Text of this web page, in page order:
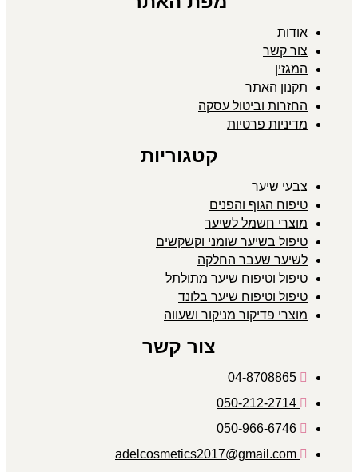
אודות
צור קשר
המגזין
תקנון האתר
החזרות וביטול עסקה
מדיניות פרטיות
קטגוריות
צבעי שיער
טיפוח הגוף והפנים
מוצרי חשמל לשיער
טיפול בשיער שומני וקשקשים
לשיער שעבר החלקה
טיפול וטיפוח שיער מתולתל
טיפול וטיפוח שיער בלונד
מוצרי פדיקור מניקור ושעווה
צור קשר
04-8708865
050-212-2714
050-966-6746
adelcosmetics2017@gmail.com